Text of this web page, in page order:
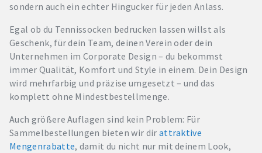
sondern auch ein echter Hingucker für jeden Anlass.
Egal ob du Tennissocken bedrucken lassen willst als
Geschenk, für dein Team, deinen Verein oder dein
Unternehmen im Corporate Design – du bekommst
immer Qualität, Komfort und Style in einem. Dein Design
wird mehrfarbig und präzise umgesetzt – und das
komplett ohne Mindestbestellmenge.
Auch größere Auflagen sind kein Problem: Für
Sammelbestellungen bieten wir dir attraktive
Mengenrabatte, damit du nicht nur mit deinem Look,